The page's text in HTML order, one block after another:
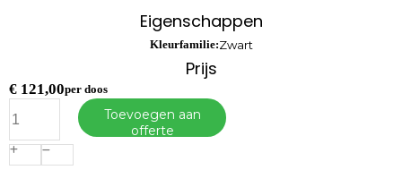
Eigenschappen
Kleurfamilie:Zwart
Prijs
€ 121,00per doos
Fix
Tegeldrager
Verstelbaar
370-
Toevoegen aan
offerte